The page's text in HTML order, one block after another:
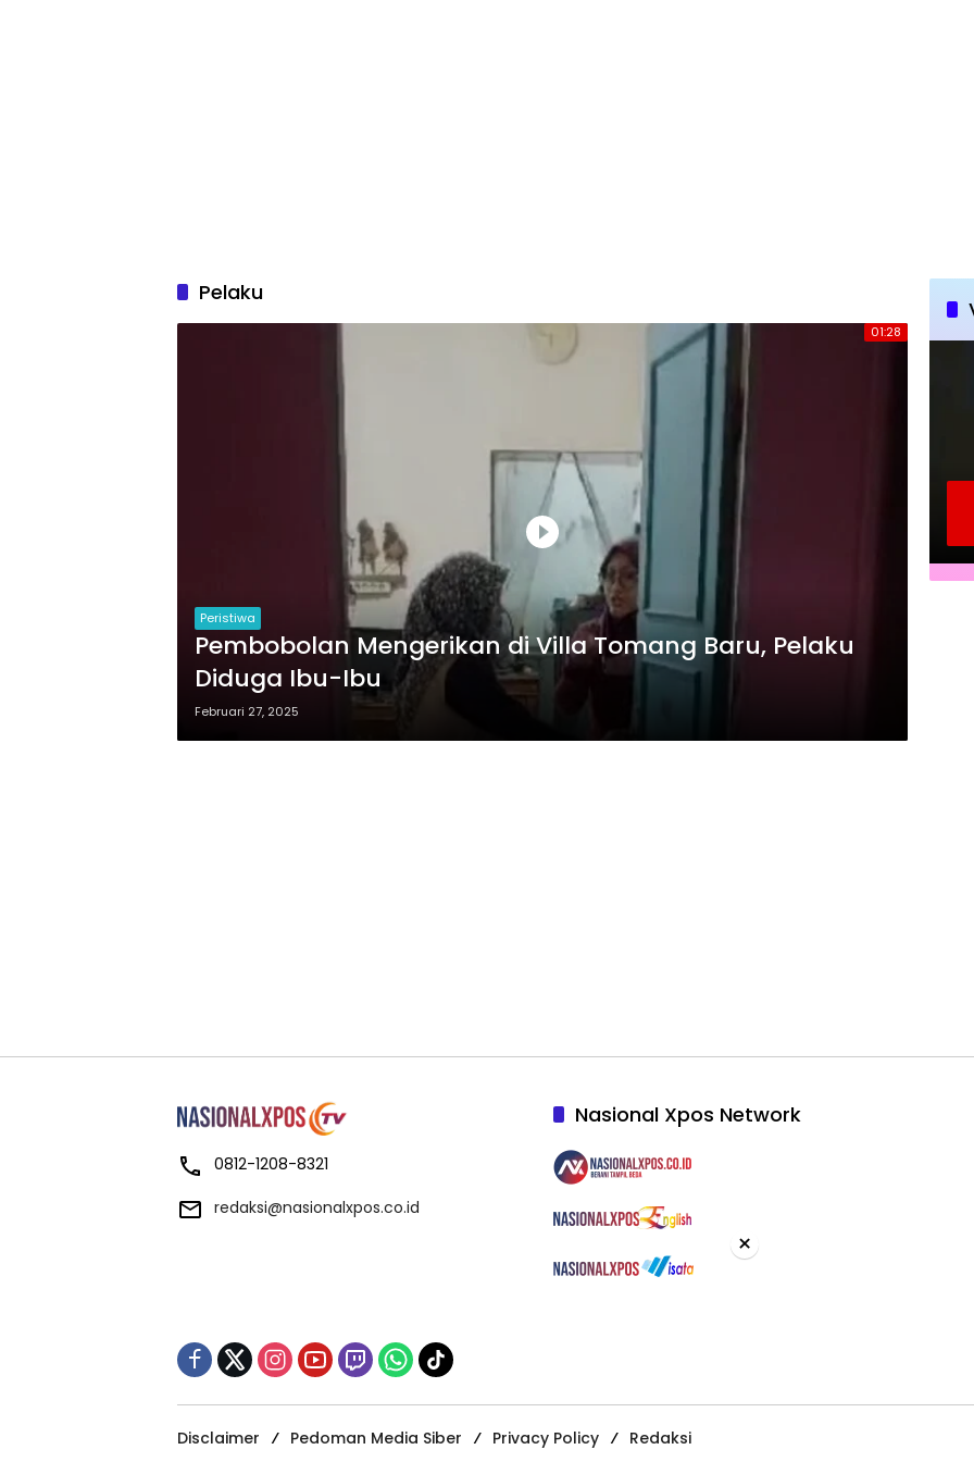
Pelaku
01:28
Peristiwa
Pembobolan Mengerikan di Villa Tomang Baru, Pelaku
Diduga Ibu-Ibu
Februari 27, 2025
0812-1208-8321
redaksi@nasionalxpos.co.id
Nasional Xpos Network
Disclaimer Pedoman Media Siber Privacy Policy Redaksi
×